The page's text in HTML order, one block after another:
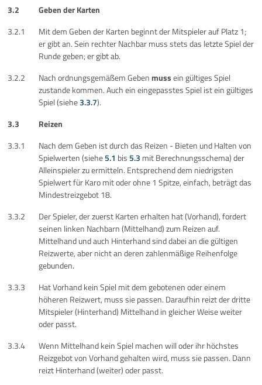
3.2
Geben der Karten
3.2.1
Mit dem Geben der Karten beginnt der Mitspieler auf Platz 1;
er gibt an. Sein rechter Nachbar muss stets das letzte Spiel der
Runde geben; er gibt ab.
3.2.2
Nach ordnungsgemäßem Geben mussein gültiges Spiel
zustande kommen. Auch ein eingepasstes Spiel ist ein gültiges
Spiel (siehe3.3.7).
3.3
Reizen
3.3.1
Nach dem Geben ist durch das Reizen - Bieten und Halten von
Spielwerten (siehe5.1 bis5.3 mit Berechnungsschema) der
Alleinspieler zu ermitteln. Entsprechend dem niedrigsten
Spielwert für Karo mit oder ohne 1 Spitze, einfach, beträgt das
Mindestreizgebot 18.
3.3.2
Der Spieler, der zuerst Karten erhalten hat (Vorhand), fordert
seinen linken Nachbarn (Mittelhand) zum Reizen auf.
Mittelhand und auch Hinterhand sind dabei an die gültigen
Reizwerte, aber nicht an deren zahlenmäßige Reihenfolge
gebunden.
3.3.3
Hat Vorhand kein Spiel mit dem gebotenen oder einem
höheren Reizwert, muss sie passen. Daraufhin reizt der dritte
Mitspieler (Hinterhand) Mittelhand in gleicher Weise weiter
oder passt.
3.3.4
Wenn Mittelhand kein Spiel machen will oder ihr höchstes
Reizgebot von Vorhand gehalten wird, muss sie passen. Dann
reizt Hinterhand (weiter) oder passt.